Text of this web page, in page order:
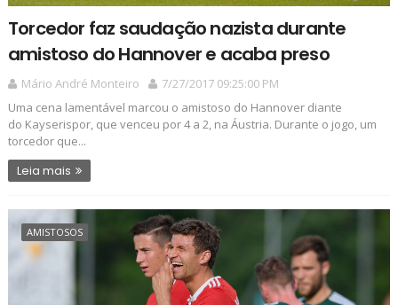
Torcedor faz saudação nazista durante
amistoso do Hannover e acaba preso
Mário André Monteiro
7/27/2017 09:25:00 PM
Uma cena lamentável marcou o amistoso do Hannover diante
do Kayserispor, que venceu por 4 a 2, na Áustria. Durante o jogo, um
torcedor que...
Leia mais
AMISTOSOS